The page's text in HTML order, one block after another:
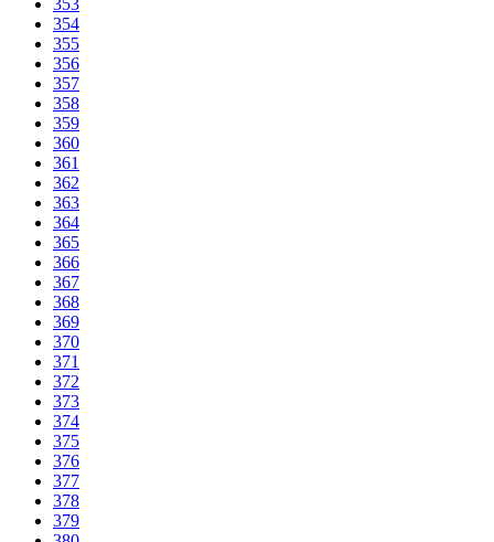
354
355
356
357
358
359
360
361
362
363
364
365
366
367
368
369
370
371
372
373
374
375
376
377
378
379